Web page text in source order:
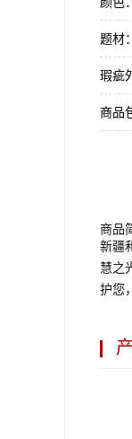
题材：
瑕疵
商品
商品
新疆
慧之
护您